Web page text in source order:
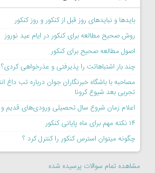
بایدها و نبایدهای روز قبل از کنکور و روز کنکور
روش صحیح مطالعه برای کنکور در ایام عید نوروز
اصول مطالعه صحیح برای کنکور
چند بار اشتباهاتت را پذیرفتی و عذرخواهی کردی؟
مصاحبه با باشگاه خبرنگاران جوان درباره تب داغ
تجربی بعد شیوع کرونا
اعلام زمان شروع سال تحصیلی ورودی‌های قدیم و
۱۴ نکته مهم برای ماه پایانی کنکور
چگونه میتوان استرس کنکور را کنترل کرد ؟
مشاهده تمام سوالات پرسیده شده